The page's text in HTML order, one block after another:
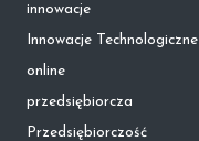
innowacje
Innowacje Technologiczne
online
przedsiębiorcza
Przedsiębiorczość